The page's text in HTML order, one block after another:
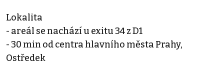
Lokalita
- areál se nachází u exitu 34 z D1
- 30 min od centra hlavního města Prahy,
Ostředek